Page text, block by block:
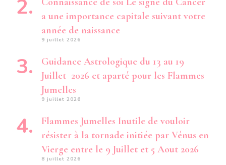
a une importance capitale suivant votre
année de naissance
9 juillet 2026
Guidance Astrologique du 13 au 19
Juillet 2026 et aparté pour les Flammes
Jumelles
9 juillet 2026
Flammes Jumelles Inutile de vouloir
résister à la tornade initiée par Vénus en
Vierge entre le 9 Juillet et 5 Aout 2026
8 juillet 2026